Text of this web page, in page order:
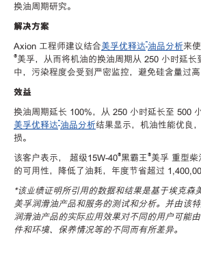
换油周期研究。
解决方案
Axion 工程师建议结合美孚优释达℠油品分析来
®美孚，从而将机油的换油周期从 250 小时延长
中，污染程度会受到严密监控，避免硅含量过高
效益
换油周期延长 100%，从 250 小时延长至 500
美孚优释达℠油品分析结果显示，机油性能优良
损。
该客户表示， 超级15W-40®黑霸王®美孚 重型柴
的可用性，降低了油耗，年度节省超过
*该业绩证明所引用的数据和结果是基于埃克森
美孚润滑油产品和服务的测试和分析。并由该
润滑油产品的实际应用效果对不同的用户可能
件和环境、保养情况等的不同而有所差异。